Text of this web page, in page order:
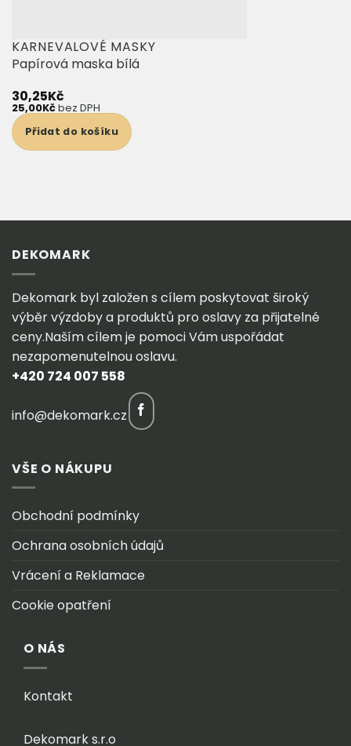
KARNEVALOVÉ MASKY
Papírová maska bílá
30,25Kč
25,00Kčbez DPH
Přidat do košíku
DEKOMARK
Dekomark byl založen s cílem poskytovat široký
výběr výzdoby a produktů pro oslavy za přijatelné
ceny.Naším cílem je pomoci Vám uspořádat
nezapomenutelnou oslavu.
+420 724 007 558
info@dekomark.cz
VŠE O NÁKUPU
Obchodní podmínky
Ochrana osobních údajů
Vrácení a Reklamace
Cookie opatření
O NÁS
Kontakt
Dekomark s.r.o